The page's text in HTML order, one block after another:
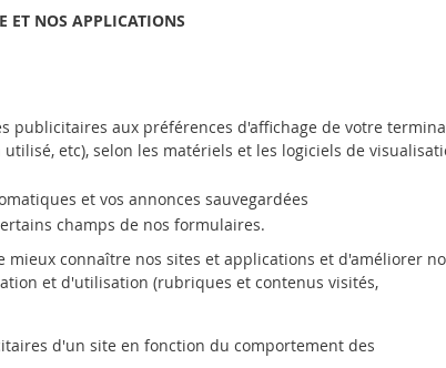
ET NOS APPLICATIONS
publicitaires aux préférences d'affichage de votre
etc), selon les matériels et les logiciels de
et vos annonces sauvegardées
champs de nos formulaires.
connaître nos sites et applications et d'améliorer
et d'utilisation (rubriques et contenus visités,
d'un site en fonction du comportement des